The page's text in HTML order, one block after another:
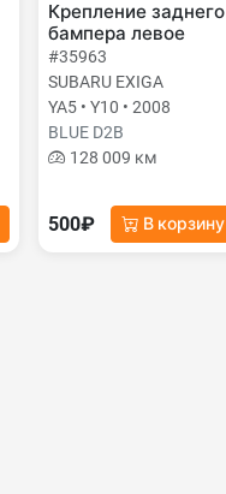
Крепление заднего
бампера левое
#35963
SUBARU EXIGA
YA5 • Y10 • 2008
BLUE D2B
128 009 км
500₽ В корзину